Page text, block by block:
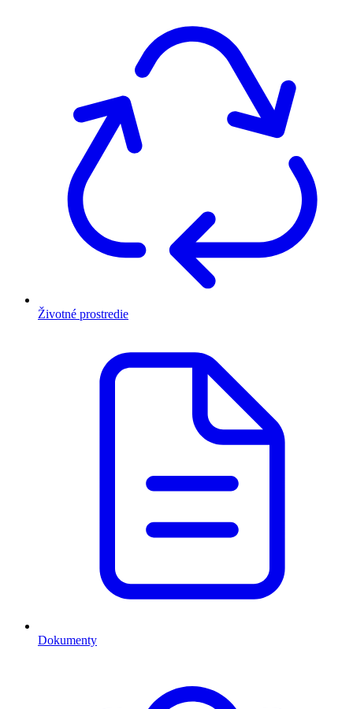
Životné prostredie
Dokumenty